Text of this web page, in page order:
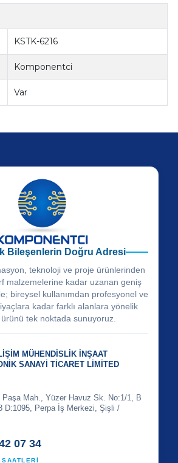
KSTK-6216
Komponentci
Var
Bileşenlerin Doğru Adresi
teknoloji ve proje ürünlerinden
malzemelerine kadar uzanan geniş
bireysel kullanımdan profesyonel ve
kadar farklı alanlara yönelik
tek noktada sunuyoruz.
MÜHENDİSLİK İNŞAAT
SANAYİ TİCARET LİMİTED
Paşa Mah., Yüzer Havuz Sk. No:1/1, B
D:1095, Perpa İş Merkezi, Şişli /
07 34